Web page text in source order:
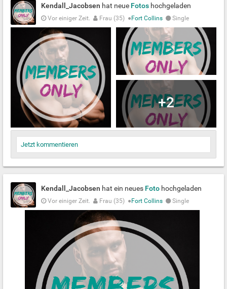
Kendall_Jacobsen hat neue Fotos hochgeladen
Vor einiger Zeit. Frau (35) ● Fort Collins Single
+2
Jetzt kommentieren
Kendall_Jacobsen hat ein neues Foto hochgeladen
Vor einiger Zeit. Frau (35) ● Fort Collins Single